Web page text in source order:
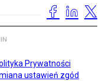
Prywatności
ustawień zgód